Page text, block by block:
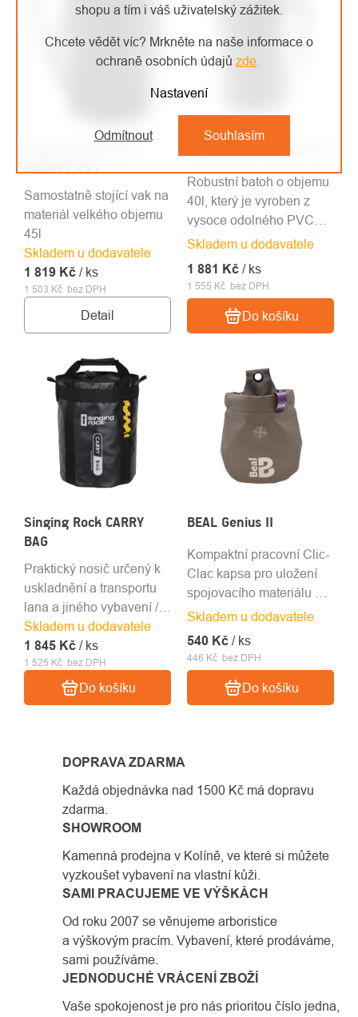
shopu a tím i váš uživatelský zážitek.
Chcete vědět víc? Mrkněte na naše informace o
ochraně osobních údajů zde.
Nastavení
Odmítnout Souhlasím
BUCKET 45 l
Skladem u dodavatele
1 503 Kč bez DPH
1 819 Kč / ks
Detail
Samostatně stojící vak na
materiál velkého objemu
45l
Skladem u dodavatele
1 555 Kč bez DPH
1 881 Kč / ks
Do košíku
Robustní batoh o objemu
40l, který je vyroben z
vysoce odolného PVC
500D.
Singing Rock CARRY
BAG
Skladem u dodavatele
1 525 Kč bez DPH
1 845 Kč / ks
Do košíku
Praktický nosič určený k
uskladnění a transportu
lana a jiného vybavení /
objem 28 + 10 l /
hmotnost 940 g
BEAL Genius II
Skladem u dodavatele
446 Kč bez DPH
540 Kč / ks
Do košíku
Kompaktní pracovní Clic-
Clac kapsa pro uložení
spojovacího materiálu a
drobného nářadí.
DOPRAVA ZDARMA
Každá objednávka nad 1500 Kč má dopravu
zdarma.
SHOWROOM
Kamenná prodejna v Kolíně, ve které si můžete
vyzkoušet vybavení na vlastní kůži.
SAMI PRACUJEME VE VÝŠKÁCH
Od roku 2007 se věnujeme arboristice
a výškovým pracím. Vybavení, které prodáváme,
sami používáme.
JEDNODUCHÉ VRÁCENÍ ZBOŽÍ
Vaše spokojenost je pro nás prioritou číslo jedna,